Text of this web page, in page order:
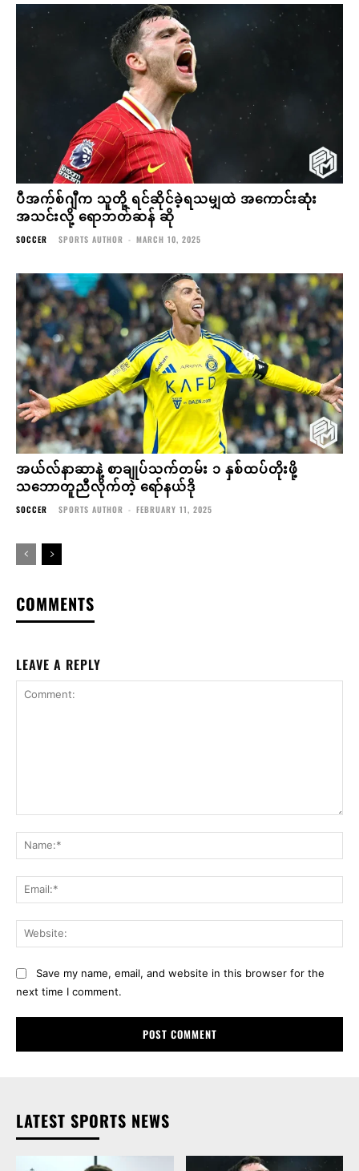
ပီအက်စ်ဂျီက သူတို့ ရင်ဆိုင်ခဲ့ရသမျှထဲ အကောင်းဆုံး
အသင်းလို့ ရောဘတ်ဆန် ဆို
SOCCER SPORTS AUTHOR - MARCH 10, 2025
အယ်လ်နာဆာနဲ့ စာချုပ်သက်တမ်း ၁ နှစ်ထပ်တိုးဖို့
သဘောတူညီလိုက်တဲ့ ရော်နယ်ဒို
SOCCER SPORTS AUTHOR - FEBRUARY 11, 2025
COMMENTS
LEAVE A REPLY
Save my name, email, and website in this browser for the
next time I comment.
LATEST SPORTS NEWS